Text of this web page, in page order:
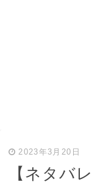
2023年3月20日
【ネタバ